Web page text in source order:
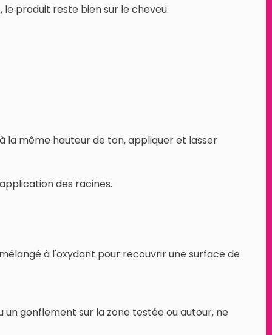
produit reste bien sur le cheveu.
la même hauteur de ton, appliquer et lasser
des racines.
à l'oxydant pour recouvrir une surface de
un gonflement sur la zone testée ou autour, ne